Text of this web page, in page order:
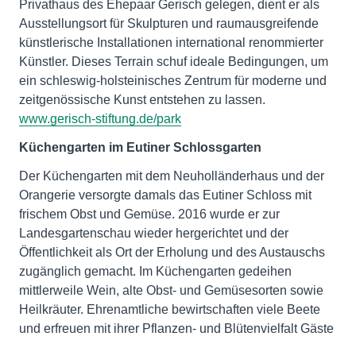
Privathaus des Ehepaar Gerisch gelegen, dient er als
Ausstellungsort für Skulpturen und raumausgreifende
künstlerische Installationen international renommierter
Künstler. Dieses Terrain schuf ideale Bedingungen, um
ein schleswig-holsteinisches Zentrum für moderne und
zeitgenössische Kunst entstehen zu lassen.
www.gerisch-stiftung.de/park
Küchengarten im Eutiner Schlossgarten
Der Küchengarten mit dem Neuholländerhaus und der
Orangerie versorgte damals das Eutiner Schloss mit
frischem Obst und Gemüse. 2016 wurde er zur
Landesgartenschau wieder hergerichtet und der
Öffentlichkeit als Ort der Erholung und des Austauschs
zugänglich gemacht. Im Küchengarten gedeihen
mittlerweile Wein, alte Obst- und Gemüsesorten sowie
Heilkräuter. Ehrenamtliche bewirtschaften viele Beete
und erfreuen mit ihrer Pflanzen- und Blütenvielfalt Gäste